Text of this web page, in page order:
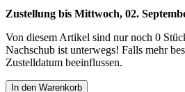
Zustellung bis Mittwoch, 02.
Von diesem Artikel sind nur noch 0
Nachschub ist unterwegs! Falls mehr
Zustelldatum beeinflussen.
In den Warenkorb